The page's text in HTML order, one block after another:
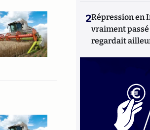
2Répression en
vraiment
regardait